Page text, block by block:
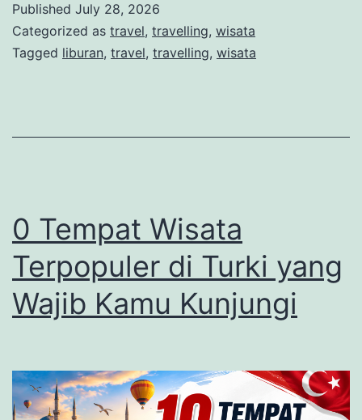
Fjord
dengan
yang
Published July 28, 2026
Categorized as travel, travelling, wisata
Tagged liburan, travel, travelling, wisata
0 Tempat Wisata
Terpopuler di Turki yang
Wajib Kamu Kunjungi